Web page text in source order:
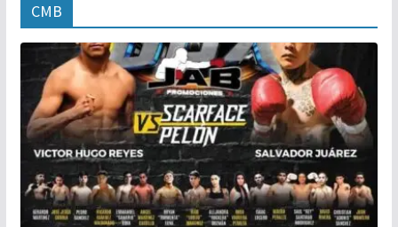
MXL
NUEVA ERA MAGFED SE CORONA EN
TORNEO DE PAINTBALL
BOXEO INTERNACIONAL
CMB